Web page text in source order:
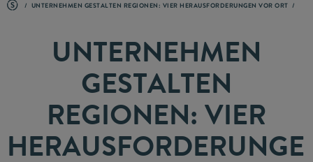
UNTERNEHMEN GESTALTEN REGIONEN: VIER HERAUSFORDERUNGEN VOR ORT
UNTERNEHMEN
GESTALTEN
REGIONEN: VIER